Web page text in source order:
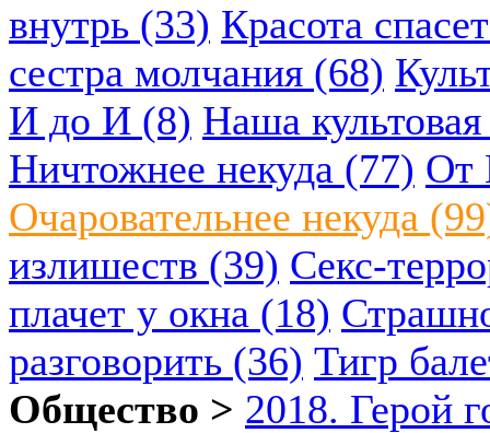
внутрь (33) Красота
сестра молчания (68)
И до И (8) Наша
Ничтожнее некуда (77) От
Очаровательнее некуда
излишеств (39) Секс-
плачет у окна (18)
разговорить (36) Тигр
Общество > 2018. Герой